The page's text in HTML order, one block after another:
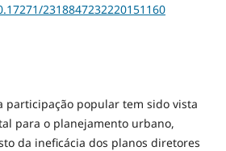
2318847232220151160
participação popular tem sido vista
para o planejamento urbano,
da ineficácia dos planos diretores